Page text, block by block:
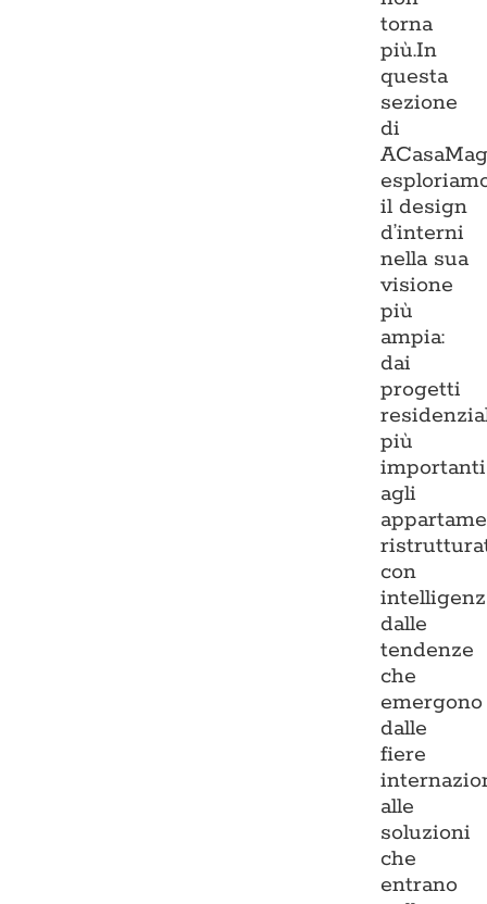
torna
più.In
questa
sezione
di
il design
d’interni
nella sua
visione
più
ampia:
dai
progetti
più
importanti
agli
con
dalle
tendenze
che
emergono
dalle
fiere
alle
soluzioni
che
entrano